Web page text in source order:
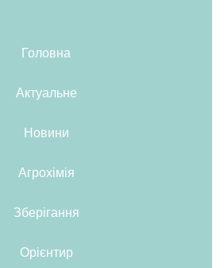
Головна
Актуальне
Новини
Агрохімія
Зберігання
Орієнтир